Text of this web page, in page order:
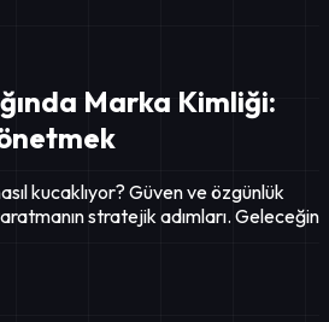
Marka Kimliği:
kucaklıyor? Güven ve özgünlük
stratejik adımları. Geleceğin